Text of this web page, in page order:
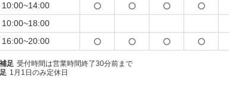
10:00~14:00
10:00~18:00
16:00~20:00
足 受付時間は営業時間終了30分前まで
1月1日のみ定休日